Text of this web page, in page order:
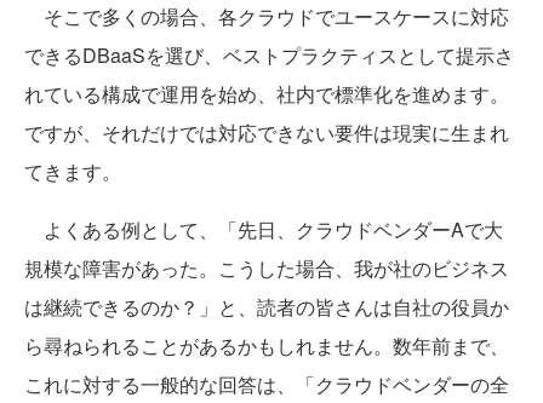
そこで多くの場合、各クラウドでユースケースに対応
できるDBaaSを選び、ベストプラクティスとして提示さ
れている構成で運用を始め、社内で標準化を進めます。
ですが、それだけでは対応できない要件は現実に生まれ
てきます。
よくある例として、「先日、クラウドベンダーAで大
規模な障害があった。こうした場合、我が社のビジネス
は継続できるのか？」と、読者の皆さんは自社の役員か
ら尋ねられることがあるかもしれません。数年前まで、
これに対する一般的な回答は、「クラウドベンダーの全